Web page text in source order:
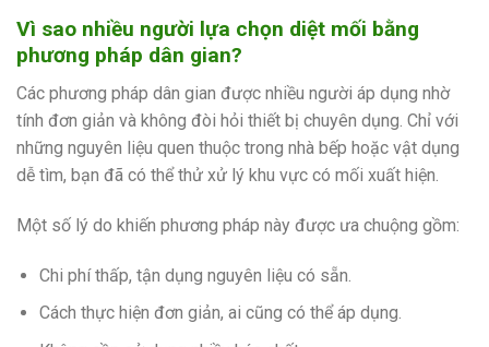
Vì sao nhiều người lựa chọn diệt mối bằng
phương pháp dân gian?
Các phương pháp dân gian được nhiều người áp dụng nhờ
tính đơn giản và không đòi hỏi thiết bị chuyên dụng. Chỉ với
những nguyên liệu quen thuộc trong nhà bếp hoặc vật dụng
dễ tìm, bạn đã có thể thử xử lý khu vực có mối xuất hiện.
Một số lý do khiến phương pháp này được ưa chuộng gồm:
Chi phí thấp, tận dụng nguyên liệu có sẵn.
Cách thực hiện đơn giản, ai cũng có thể áp dụng.